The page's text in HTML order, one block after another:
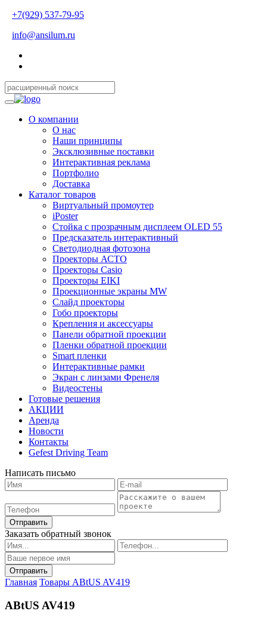
+7(929) 537-79-95
info@ansilum.ru
О компании
О нас
Наши принципы
Эксклюзивные поставки
Интерактивная реклама
Портфолио
Доставка
Каталог товаров
Виртуальный промоутер
iPoster
Стойка с прозрачным дисплеем OLED 55
Предсказатель интерактивный
Светодиодная фотозона
Проекторы АСТО
Проекторы Casio
Проекторы EIKI
Проекционные экраны MW
Слайд проекторы
Гобо проекторы
Крепления и аксессуары
Панели обратной проекции
Пленки обратной проекции
Smart пленки
Интерактивные рамки
Экран с линзами Френеля
Видеостены
Готовые решения
АКЦИИ
Аренда
Новости
Контакты
Gefest Driving Team
Написать письмо
Отправить
Заказать обратный звонок
Главная Товары ABtUS AV419
ABtUS AV419